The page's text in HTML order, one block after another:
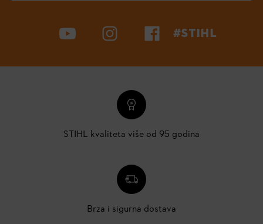
#STIHL
STIHL kvaliteta više od 95 godina
Brza i sigurna dostava